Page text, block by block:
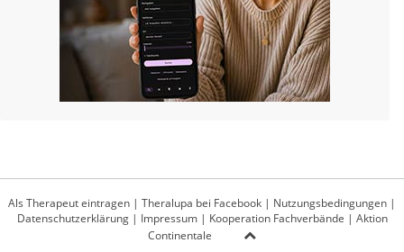
Als Therapeut eintragen | Theralupa bei Facebook | Nutzungsbedingungen |
Datenschutzerklärung| Impressum| Kooperation Fachverbände | Aktion
Continentale